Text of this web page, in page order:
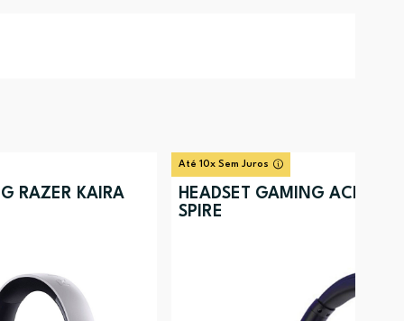
RAZER KAIRA
Até 10x Sem Juros
HEADSET GAMING
SPIRE